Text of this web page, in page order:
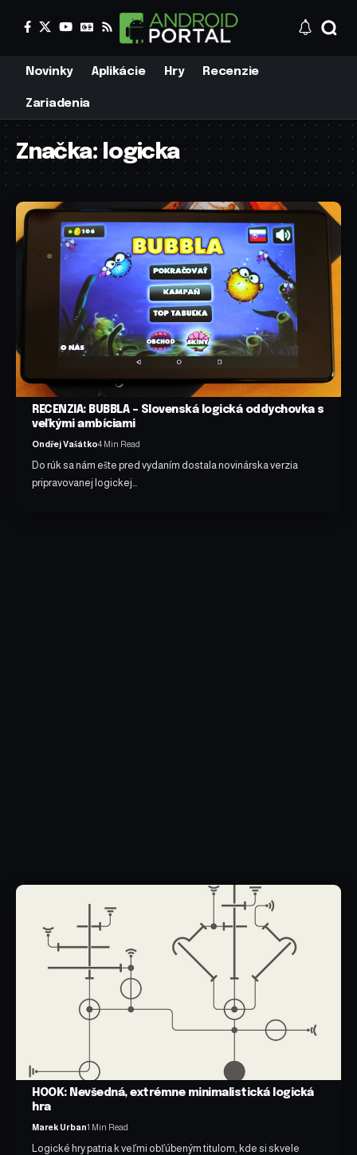
Novinky Aplikácie Hry Recenzie
Zariadenia
Značka:logicka
RECENZIA: BUBBLA – Slovenská logická oddychovka s
veľkými ambíciami
Ondřej Vašátko4 Min Read
Do rúk sa nám ešte pred vydaním dostala novinárska verzia
pripravovanej logickej…
HOOK: Nevšedná, extrémne minimalistická logická
hra
Marek Urban1 Min Read
Logické hry patria k veľmi obľúbeným titulom, kde si skvele